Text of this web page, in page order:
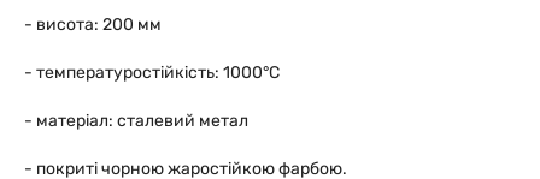
- висота: 200 мм
- температуростійкість: 1000°C
- матеріал: сталевий метал
- покриті чорною жаростійкою фарбою.